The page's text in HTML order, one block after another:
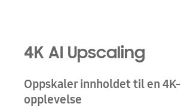
4K AI Upscaling
Oppskaler innholdet til en 4K-
opplevelse